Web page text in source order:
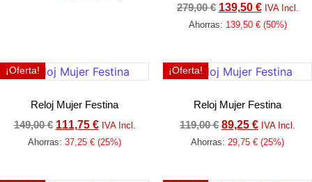
279,00€ 139,50 € IVA Incl.
Ahorras: 139,50 € (50%)
¡Oferta!
Reloj Mujer Festina
149,00€ 111,75 € IVA Incl.
Ahorras: 37,25 € (25%)
¡Oferta!
Reloj Mujer Festina
119,00€ 89,25 € IVA Incl.
Ahorras: 29,75 € (25%)